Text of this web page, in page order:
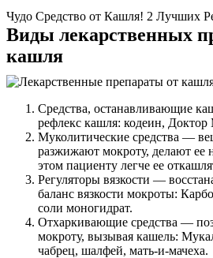
Чудо Средство от Кашля! 2 Лучших
Виды лекарственных
кашля
Средства, останавливающие
рефлекс кашля: кодеин,
Муколитические средства —
разжижают мокроту, делают ее
этом пациенту легче ее
Регуляторы вязкости —
баланс вязкости мокроты:
соли моногидрат.
Отхаркивающие средства —
мокроту, вызывая кашель:
чабрец, шалфей, мать-и-мачеха.